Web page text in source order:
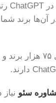
برند
بر اساس
سئو